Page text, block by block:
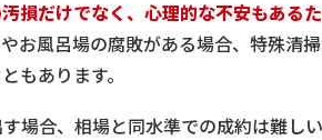
損だけでなく、心理的な不安もある
お風呂場の腐敗がある場合、特殊清
もあります。
場合、相場と同水準での成約は難し